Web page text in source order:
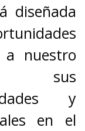
diseñada
a nuestro
sus
y
en el